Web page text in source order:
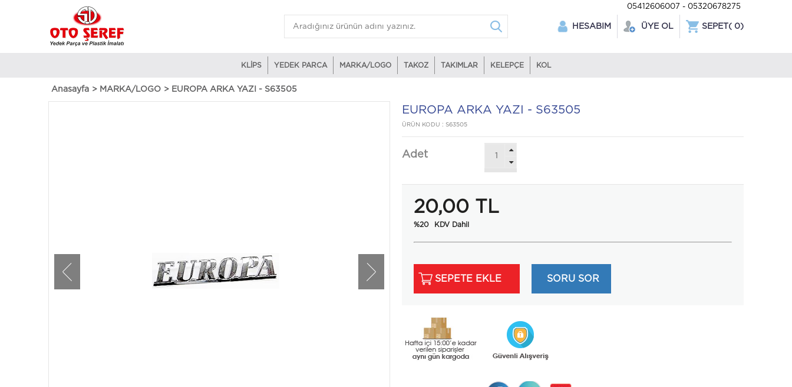
05412606007 - 05320678275
HESABIM ÜYE OL SEPET( 0)
KLİPS YEDEK PARCA MARKA/LOGO TAKOZ TAKIMLAR KELEPÇE KOL
Anasayfa > MARKA/LOGO > EUROPA ARKA YAZI - S63505
EUROPA ARKA YAZI - S63505
ÜRÜN KODU : S63505
Adet
20,00 TL
%20 KDV Dahil
SEPETE EKLE SORU SOR